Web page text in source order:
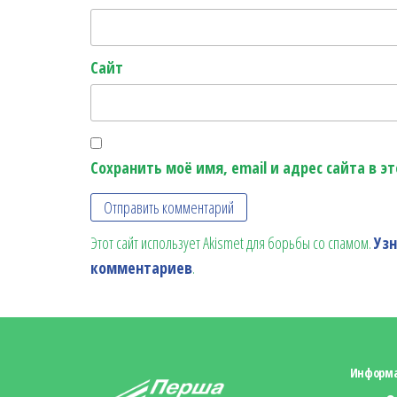
Сайт
Сохранить моё имя, email и адрес сайта в
Этот сайт использует Akismet для борьбы со спамом.
комментариев.